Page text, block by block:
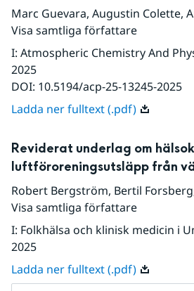
Marc Guevara, Augustin Colette,
Visa samtliga författare
I: Atmospheric Chemistry And
2025
DOI: 10.5194/acp-25-13245-2025
Ladda ner fulltext (.pdf)
Reviderat underlag om
luftföroreningsutsläpp från
Robert Bergström, Bertil Forsberg
Visa samtliga författare
I: Folkhälsa och klinisk medicin i
2025
Ladda ner fulltext (.pdf)